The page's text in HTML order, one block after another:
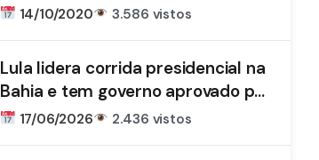
14/10/2020 3.586 vistos
Lula lidera corrida presidencial na
Bahia e tem governo aprovado por
61%, aponta DataTrends
17/06/2026 2.436 vistos